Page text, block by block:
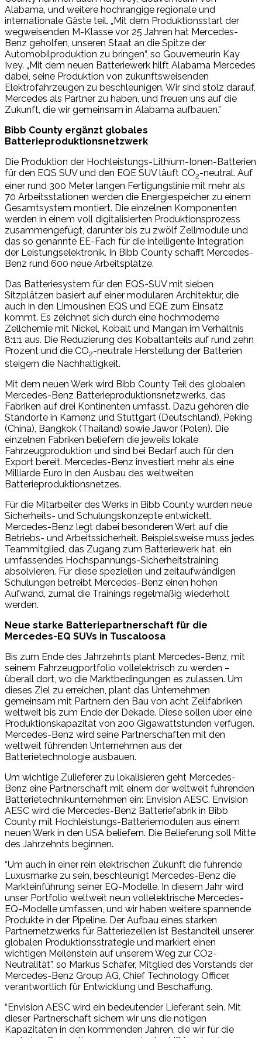
Alabama, und weitere hochrangige regionale und
internationale Gäste teil. „Mit dem Produktionsstart der
wegweisenden M-Klasse vor 25 Jahren hat Mercedes-
Benz geholfen, unseren Staat an die Spitze der
Automobilproduktion zu bringen“, so Gouverneurin Kay
Ivey. „Mit dem neuen Batteriewerk hilft Alabama Mercedes
dabei, seine Produktion von zukunftsweisenden
Elektrofahrzeugen zu beschleunigen. Wir sind stolz darauf,
Mercedes als Partner zu haben, und freuen uns auf die
Zukunft, die wir gemeinsam in Alabama aufbauen.”
Bibb County ergänzt globales
Batterieproduktionsnetzwerk
Die Produktion der Hochleistungs-Lithium-Ionen-Batterien
für den EQS SUV und den EQE SUV läuft CO2-neutral. Auf
einer rund 300 Meter langen Fertigungslinie mit mehr als
70 Arbeitsstationen werden die Energiespeicher zu einem
Gesamtsystem montiert. Die einzelnen Komponenten
werden in einem voll digitalisierten Produktionsprozess
zusammengefügt, darunter bis zu zwölf Zellmodule und
das so genannte EE-Fach für die intelligente Integration
der Leistungselektronik. In Bibb County schafft Mercedes-
Benz rund 600 neue Arbeitsplätze.
Das Batteriesystem für den EQS-SUV mit sieben
Sitzplätzen basiert auf einer modularen Architektur, die
auch in den Limousinen EQS und EQE zum Einsatz
kommt. Es zeichnet sich durch eine hochmoderne
Zellchemie mit Nickel, Kobalt und Mangan im Verhältnis
8:1:1 aus. Die Reduzierung des Kobaltanteils auf rund zehn
Prozent und die CO2-neutrale Herstellung der Batterien
steigern die Nachhaltigkeit.
Mit dem neuen Werk wird Bibb County Teil des globalen
Mercedes-Benz Batterieproduktionsnetzwerks, das
Fabriken auf drei Kontinenten umfasst. Dazu gehören die
Standorte in Kamenz und Stuttgart (Deutschland), Peking
(China), Bangkok (Thailand) sowie Jawor (Polen). Die
einzelnen Fabriken beliefern die jeweils lokale
Fahrzeugproduktion und sind bei Bedarf auch für den
Export bereit. Mercedes-Benz investiert mehr als eine
Milliarde Euro in den Ausbau des weltweiten
Batterieproduktionsnetzes.
Für die Mitarbeiter des Werks in Bibb County wurden neue
Sicherheits- und Schulungskonzepte entwickelt.
Mercedes-Benz legt dabei besonderen Wert auf die
Betriebs- und Arbeitssicherheit. Beispielsweise muss jedes
Teammitglied, das Zugang zum Batteriewerk hat, ein
umfassendes Hochspannungs-Sicherheitstraining
absolvieren. Für diese speziellen und zeitaufwändigen
Schulungen betreibt Mercedes-Benz einen hohen
Aufwand, zumal die Trainings regelmäßig wiederholt
werden.
Neue starke Batteriepartnerschaft für die
Mercedes-EQ SUVs in Tuscaloosa
Bis zum Ende des Jahrzehnts plant Mercedes-Benz, mit
seinem Fahrzeugportfolio vollelektrisch zu werden –
überall dort, wo die Marktbedingungen es zulassen. Um
dieses Ziel zu erreichen, plant das Unternehmen
gemeinsam mit Partnern den Bau von acht Zellfabriken
weltweit bis zum Ende der Dekade. Diese sollen über eine
Produktionskapazität von 200 Gigawattstunden verfügen.
Mercedes-Benz wird seine Partnerschaften mit den
weltweit führenden Unternehmen aus der
Batterietechnologie ausbauen.
Um wichtige Zulieferer zu lokalisieren geht Mercedes-
Benz eine Partnerschaft mit einem der weltweit führenden
Batterietechnikunternehmen ein: Envision AESC. Envision
AESC wird die Mercedes-Benz Batteriefabrik in Bibb
County mit Hochleistungs-Batteriemodulen aus einem
neuen Werk in den USA beliefern. Die Belieferung soll Mitte
des Jahrzehnts beginnen.
“Um auch in einer rein elektrischen Zukunft die führende
Luxusmarke zu sein, beschleunigt Mercedes-Benz die
Markteinführung seiner EQ-Modelle. In diesem Jahr wird
unser Portfolio weltweit neun vollelektrische Mercedes-
EQ-Modelle umfassen, und wir haben weitere spannende
Produkte in der Pipeline. Der Aufbau eines starken
Partnernetzwerks für Batteriezellen ist Bestandteil unserer
globalen Produktionsstrategie und markiert einen
wichtigen Meilenstein auf unserem Weg zur CO2-
Neutralität”, so Markus Schäfer, Mitglied des Vorstands der
Mercedes-Benz Group AG, Chief Technology Officer,
verantwortlich für Entwicklung und Beschaffung.
“Envision AESC wird ein bedeutender Lieferant sein. Mit
dieser Partnerschaft sichern wir uns die nötigen
Kapazitäten in den kommenden Jahren, die wir für die